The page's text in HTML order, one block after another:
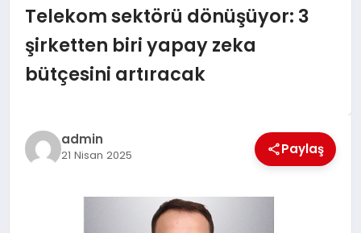
YAŞAM
TEKNOLOJİ
Telekom sektörü dönüşüyor: 3
şirketten biri yapay zeka
bütçesini artıracak
admin
21 Nisan 2025 Paylaş